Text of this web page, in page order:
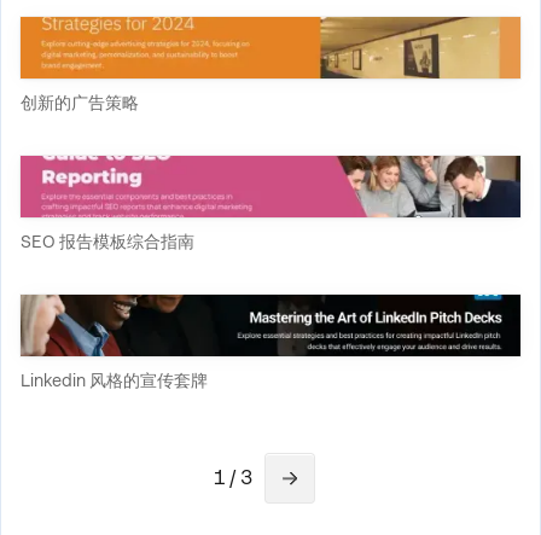
创新的广告策略
SEO 报告模板综合指南
Linkedin 风格的宣传套牌
1 / 3